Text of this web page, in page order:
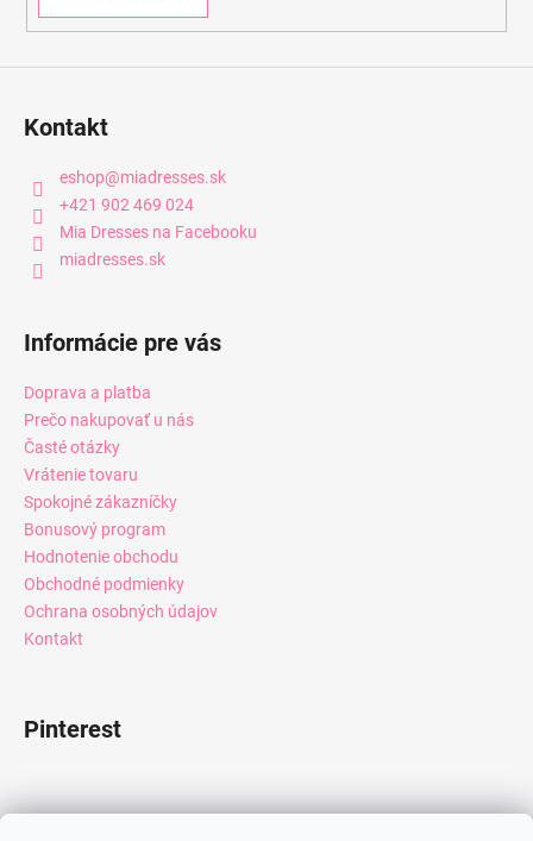
Kontakt
eshop@miadresses.sk
+421 902 469 024
Mia Dresses na Facebooku
miadresses.sk
Informácie pre vás
Doprava a platba
Prečo nakupovať u nás
Časté otázky
Vrátenie tovaru
Spokojné zákazníčky
Bonusový program
Hodnotenie obchodu
Obchodné podmienky
Ochrana osobných údajov
Kontakt
Pinterest